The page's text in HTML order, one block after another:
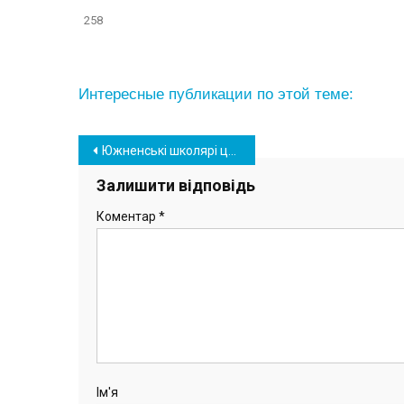
258
Интересные публикации по этой теме:
Навігація
записів
Южненські школярі цьогоріч не складатимуть ДПА: коментар управління освіти
Залишити відповідь
Коментар *
Ім'я